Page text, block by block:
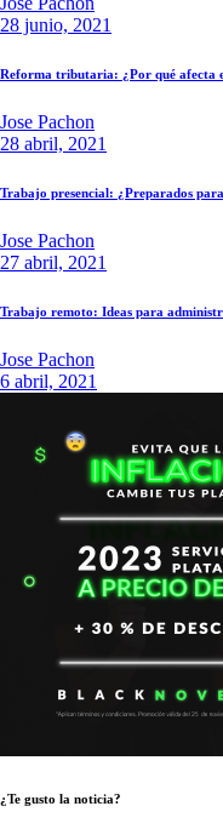
28 junio, 2021
Reforma tributaria: ¿Por qué afecta
Jose Pachon
28 abril, 2021
Trabajo presencial: ¿Preparados
Jose Pachon
27 abril, 2021
Trabajo remoto: Ideas para
Jose Pachon
6 abril, 2021
¿Te gusto la noticia?